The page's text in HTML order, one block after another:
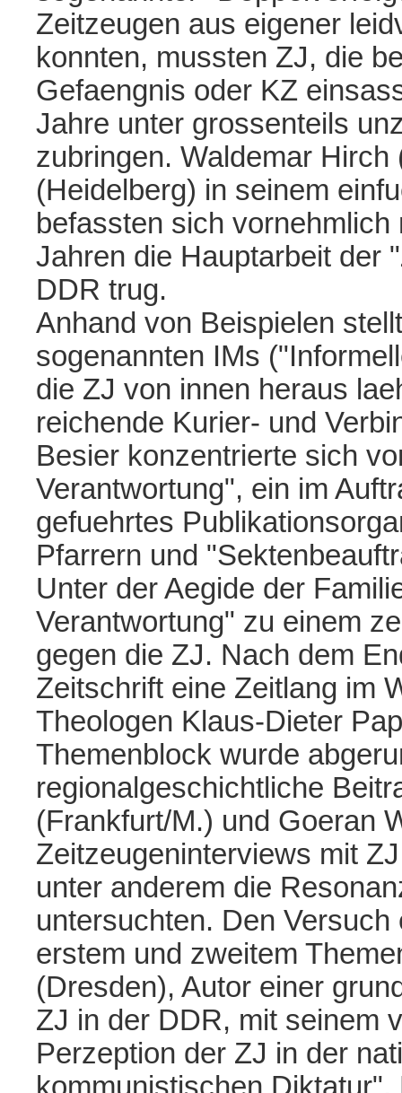
Zeitzeugen aus eigener
konnten, mussten ZJ, die
Gefaengnis oder KZ
Jahre unter grossenteils
zubringen. Waldemar
(Heidelberg) in seinem
befassten sich
Jahren die Hauptarbeit der
DDR trug.
Anhand von Beispielen
sogenannten IMs
die ZJ von innen heraus
reichende Kurier- und
Besier konzentrierte sich
Verantwortung", ein im
gefuehrtes
Pfarrern und
Unter der Aegide der
Verantwortung" zu einem
gegen die ZJ. Nach dem
Zeitschrift eine Zeitlang im
Theologen Klaus-Dieter
Themenblock wurde
regionalgeschichtliche
(Frankfurt/M.) und Goeran
Zeitzeugeninterviews mit
unter anderem die
untersuchten. Den
erstem und zweitem
(Dresden), Autor einer
ZJ in der DDR, mit seinem
Perzeption der ZJ in der